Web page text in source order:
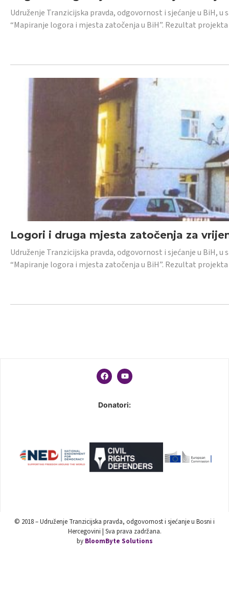
Udruženje Tranzicijska pravda, odgovornost i sjećanje u BiH,
“Mapiranje logora i mjesta zatočenja u BiH”. Rezultat
Logori i druga mjesta zatočenja za
Udruženje Tranzicijska pravda, odgovornost i sjećanje u BiH,
“Mapiranje logora i mjesta zatočenja u BiH”. Rezultat
Donatori:
© 2018 – Udruženje Tranzicijska pravda, odgovornost i sjećanje u Bosni i
Hercegovini | Sva prava zadržana.
by BloomByte Solutions